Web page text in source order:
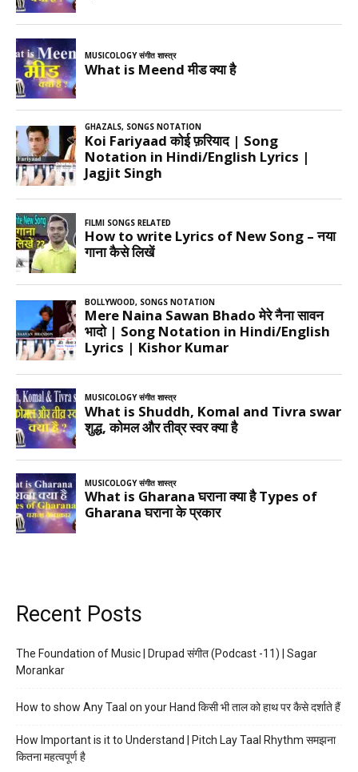
Recent Posts
The Foundation of Music | Drupad संगीत (Podcast -11) | Sagar
Morankar
How to show Any Taal on your Hand किसी भी ताल को हाथ पर कैसे दर्शाते हैं
How Important is it to Understand | Pitch Lay Taal Rhythm समझना
कितना महत्वपूर्ण है